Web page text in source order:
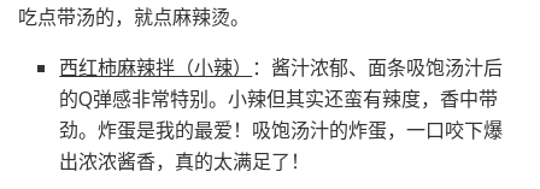
吃点带汤的，就点麻辣烫。
西红柿麻辣拌（小辣）
：酱汁浓郁、面条吸饱汤汁后
的Q弹感非常特别。小辣但其实还蛮有辣度，香中带
劲。炸蛋是我的最爱！吸饱汤汁的炸蛋，一口咬下爆
出浓浓酱香，真的太满足了！